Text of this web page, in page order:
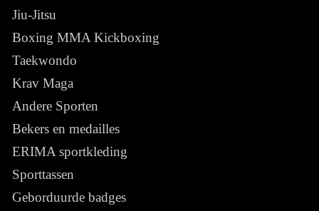
Jiu-Jitsu
Boxing MMA Kickboxing
Taekwondo
Krav Maga
Andere Sporten
Bekers en medailles
ERIMA sportkleding
Sporttassen
Geborduurde badges